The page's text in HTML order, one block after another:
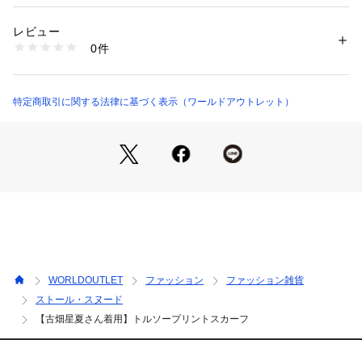
【コーディネート】
め。
※照明の関係により、実際よりも色味が違って見える場合があ
ります。また、パソコン・スマートフォンなどの環境により、
素材：ポリエステル100％
商品番号：
153-01533 （ショップ）
レビュー
0件
特定商取引に関する法律に基づく表示（ワールドアウトレット）
WORLDOUTLET ファッション
ファッション雑貨
ストール・スヌード
【古畑星夏さん着用】トルソープリントスカーフ